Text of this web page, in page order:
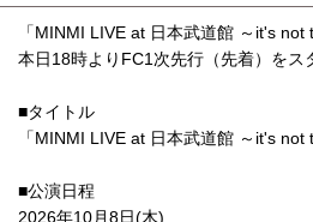
「MINMI LIVE at 日本武道館 ～it's not
本日18時よりFC1次先行（先着）をス
■タイトル
「MINMI LIVE at 日本武道館 ～it's not
■公演日程
2026年10月8日(木)